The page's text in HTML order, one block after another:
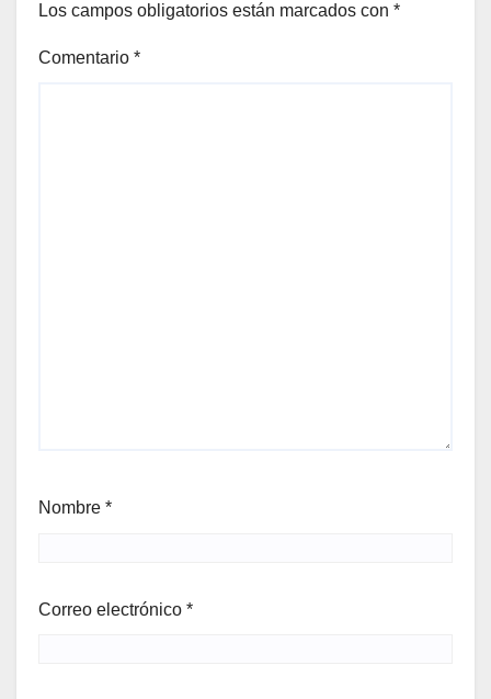
Los campos obligatorios están marcados con *
Comentario *
Nombre *
Correo electrónico *